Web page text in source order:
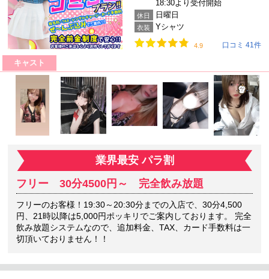
18:30より受付開始
休日 日曜日
衣装 Yシャツ
4.9 口コミ 41件
キャスト
業界最安 パラ割
フリー 30分4500円～ 完全飲み放題
フリーのお客様！19:30～20:30分までの入店で、30分4,500
円、21時以降は5,000円ポッキリでご案内しております。 完全
飲み放題システムなので、追加料金、TAX、カード手数料は一
切頂いておりません！！